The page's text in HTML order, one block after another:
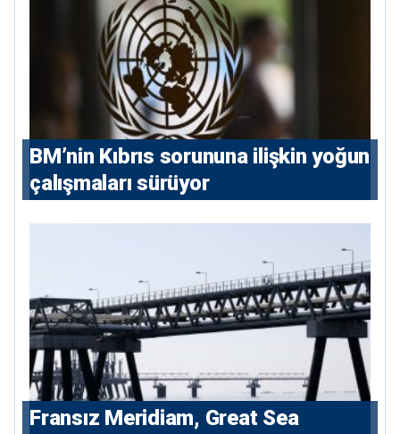
BM’nin Kıbrıs sorununa ilişkin yoğun
çalışmaları sürüyor
Fransız Meridiam, Great Sea